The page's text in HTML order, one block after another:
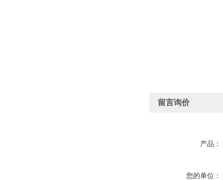
留言询价
产品：
您的单位：